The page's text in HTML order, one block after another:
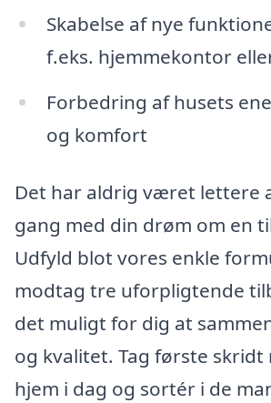
Skabelse af nye
f.eks. hjemmekontor
Forbedring af husets
og komfort
Det har aldrig været lettere
gang med din drøm om en
Udfyld blot vores enkle
modtag tre uforpligtende
det muligt for dig at
og kvalitet. Tag første skridt
hjem i dag og sortér i de